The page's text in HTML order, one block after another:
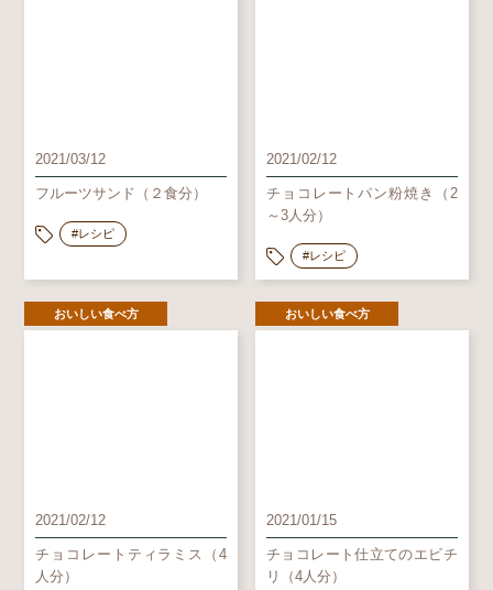
2021/03/12
フルーツサンド（２食分）
#レシピ
2021/02/12
チョコレートパン粉焼き（2
～3人分）
#レシピ
おいしい食べ方
2021/02/12
チョコレートティラミス（4
人分）
おいしい食べ方
2021/01/15
チョコレート仕立てのエビチ
リ（4人分）